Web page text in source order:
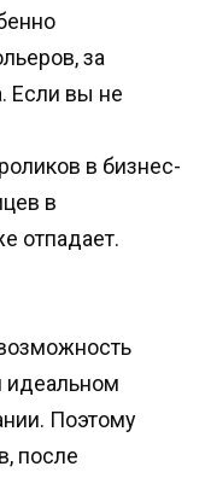
за
Если вы не
в бизнес-
в
отпадает.
идеальном
Поэтому
после